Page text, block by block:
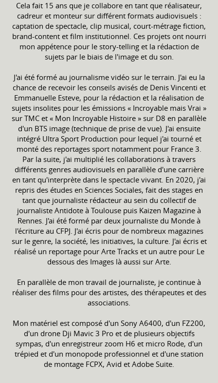
Cela fait 15 ans que je collabore en tant que réalisateur,
cadreur et monteur sur différent formats audiovisuels :
captation de spectacle, clip musical, court-métrage fiction,
brand-content et film institutionnel. Ces projets ont nourri
mon appétence pour le story-telling et la rédaction de
sujets par le biais de l'image et du son.
J'ai été formé au journalisme vidéo sur le terrain. J'ai eu la
chance de recevoir les conseils avisés de Denis Vincenti et
Emmanuelle Esteve, pour la rédaction et la réalisation de
sujets insolites pour les émissions « Incroyable mais Vrai »
sur TMC et « Mon Incroyable Histoire » sur D8 en parallèle
d'un BTS image (technique de prise de vue). J'ai ensuite
intégré Ultra Sport Production pour lequel j'ai tourné et
monté des reportages sport notamment pour France 3.
Par la suite, j'ai multiplié les collaborations à travers
différents genres audiovisuels en parallèle d'une carrière
en tant qu'interprète dans le spectacle vivant. En 2020, j'ai
repris des études en Sciences Sociales, fait des stages en
tant que journaliste rédacteur au sein du collectif de
journaliste Antidote à Toulouse puis Kaizen Magazine à
Rennes. J'ai été formé par deux journaliste du Monde à
l'écriture au CFPJ. J'ai écris pour de nombreux magazines
sur le genre, la société, les initiatives, la culture. J'ai écris et
réalisé un reportage pour Arte Tracks et un autre pour Le
dessous des Images là aussi sur Arte.
En parallèle de mon travail de journaliste, je continue à
réaliser des films pour des artistes, des thérapeutes et des
associations.
Mon matériel est composé d'un Sony A6400, d'un FZ200,
d'un drone Dji Mavic 3 Pro et de plusieurs objectifs
sympas, d'un enregistreur zoom H6 et micro Rode, d'un
trépied et d'un monopode professionnel et d'une station
de montage FCPX, Avid et Adobe Suite.